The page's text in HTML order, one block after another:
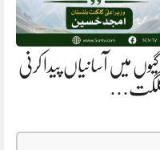
میں آسانیاں پیدا کرنی
گلگت…